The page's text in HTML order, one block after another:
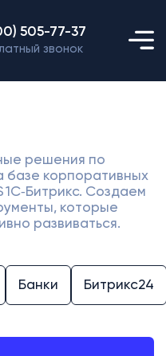
505-77-37
звонок
решения по
базе корпоративных
1С‑Битрикс. Создаем
которые
развиваться.
Банки Битрикс24